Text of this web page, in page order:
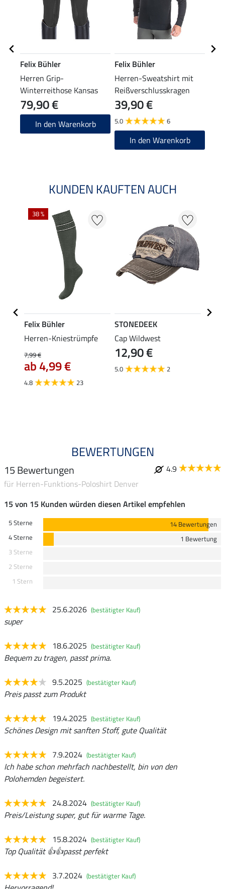
Felix Bühler
Herren Grip-
Winterreithose Kansas
79,90 €
In den Warenkorb
Felix Bühler
Herren-Sweatshirt mit
Reißverschlusskragen
Portland
39,90 €
5.0 6
In den Warenkorb
KUNDEN KAUFTEN AUCH
38 %
Felix Bühler
Herren-Kniestrümpfe
7,99 €
ab 4,99 €
4.8 23
STONEDEEK
Cap Wildwest
12,90 €
5.0 2
BEWERTUNGEN
15 Bewertungen
4.9
für Herren-Funktions-Poloshirt Denver
15 von 15 Kunden würden diesen Artikel empfehlen
5 Sterne
14 Bewertungen
4 Sterne
1 Bewertung
3 Sterne
2 Sterne
1 Stern
25.6.2026 (bestätigter Kauf)
super
18.6.2025 (bestätigter Kauf)
Bequem zu tragen, passt prima.
9.5.2025 (bestätigter Kauf)
Preis passt zum Produkt
19.4.2025 (bestätigter Kauf)
Schönes Design mit sanften Stoff, gute Qualität
7.9.2024 (bestätigter Kauf)
Ich habe schon mehrfach nachbestellt, bin von den
Polohemden begeistert.
24.8.2024 (bestätigter Kauf)
Preis/Leistung super, gut für warme Tage.
15.8.2024 (bestätigter Kauf)
Top Qualität 👍👍passt perfekt
3.7.2024 (bestätigter Kauf)